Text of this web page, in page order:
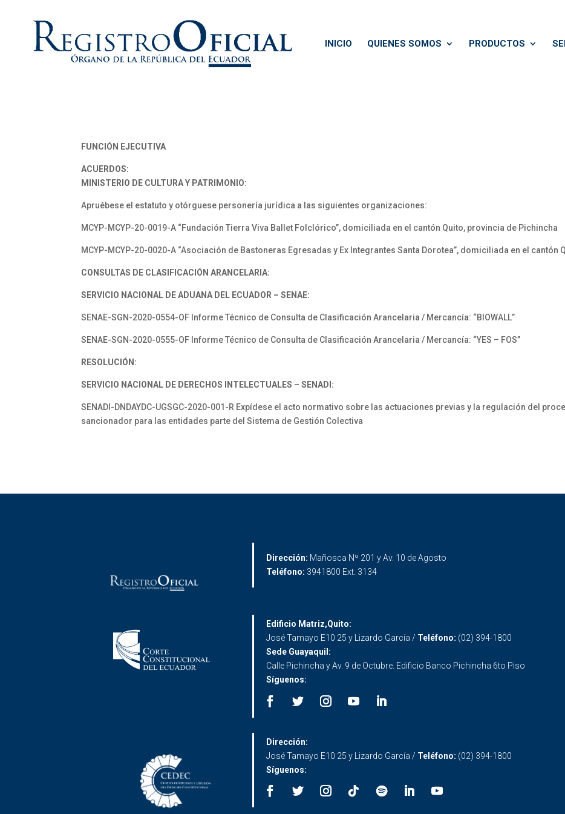
INICIO QUIENES SOMOS PRODUCTOS
FUNCIÓN EJECUTIVA
ACUERDOS:
MINISTERIO DE CULTURA Y PATRIMONIO:
Apruébese el estatuto y otórguese personería jurídica a las siguientes organizaciones:
MCYP-MCYP-20-0019-A “Fundación Tierra Viva Ballet Folclórico”, domiciliada en el cantón Quito, provincia de Pichincha
MCYP-MCYP-20-0020-A “Asociación de Bastoneras Egresadas y Ex Integrantes Santa Dorotea”, domiciliada en el cantón
CONSULTAS DE CLASIFICACIÓN ARANCELARIA:
SERVICIO NACIONAL DE ADUANA DEL ECUADOR – SENAE:
SENAE-SGN-2020-0554-OF Informe Técnico de Consulta de Clasificación Arancelaria / Mercancía: “BIOWALL”
SENAE-SGN-2020-0555-OF Informe Técnico de Consulta de Clasificación Arancelaria / Mercancía: “YES – FOS”
RESOLUCIÓN:
SERVICIO NACIONAL DE DERECHOS INTELECTUALES – SENADI:
SENADI-DNDAYDC-UGSGC-2020-001-R Expídese el acto normativo sobre las actuaciones previas y la regulación del
sancionador para las entidades parte del Sistema de Gestión Colectiva
Dirección: Mañosca Nº 201 y Av. 10 de Agosto
Teléfono: 3941800 Ext. 3134
Edificio Matriz,Quito:
José Tamayo E10 25 y Lizardo García / Teléfono: (02) 394-1800
Sede Guayaquil:
Calle Pichincha y Av. 9 de Octubre. Edificio Banco Pichincha 6to Piso
Síguenos:
Dirección:
José Tamayo E10 25 y Lizardo García / Teléfono: (02) 394-1800
Síguenos: